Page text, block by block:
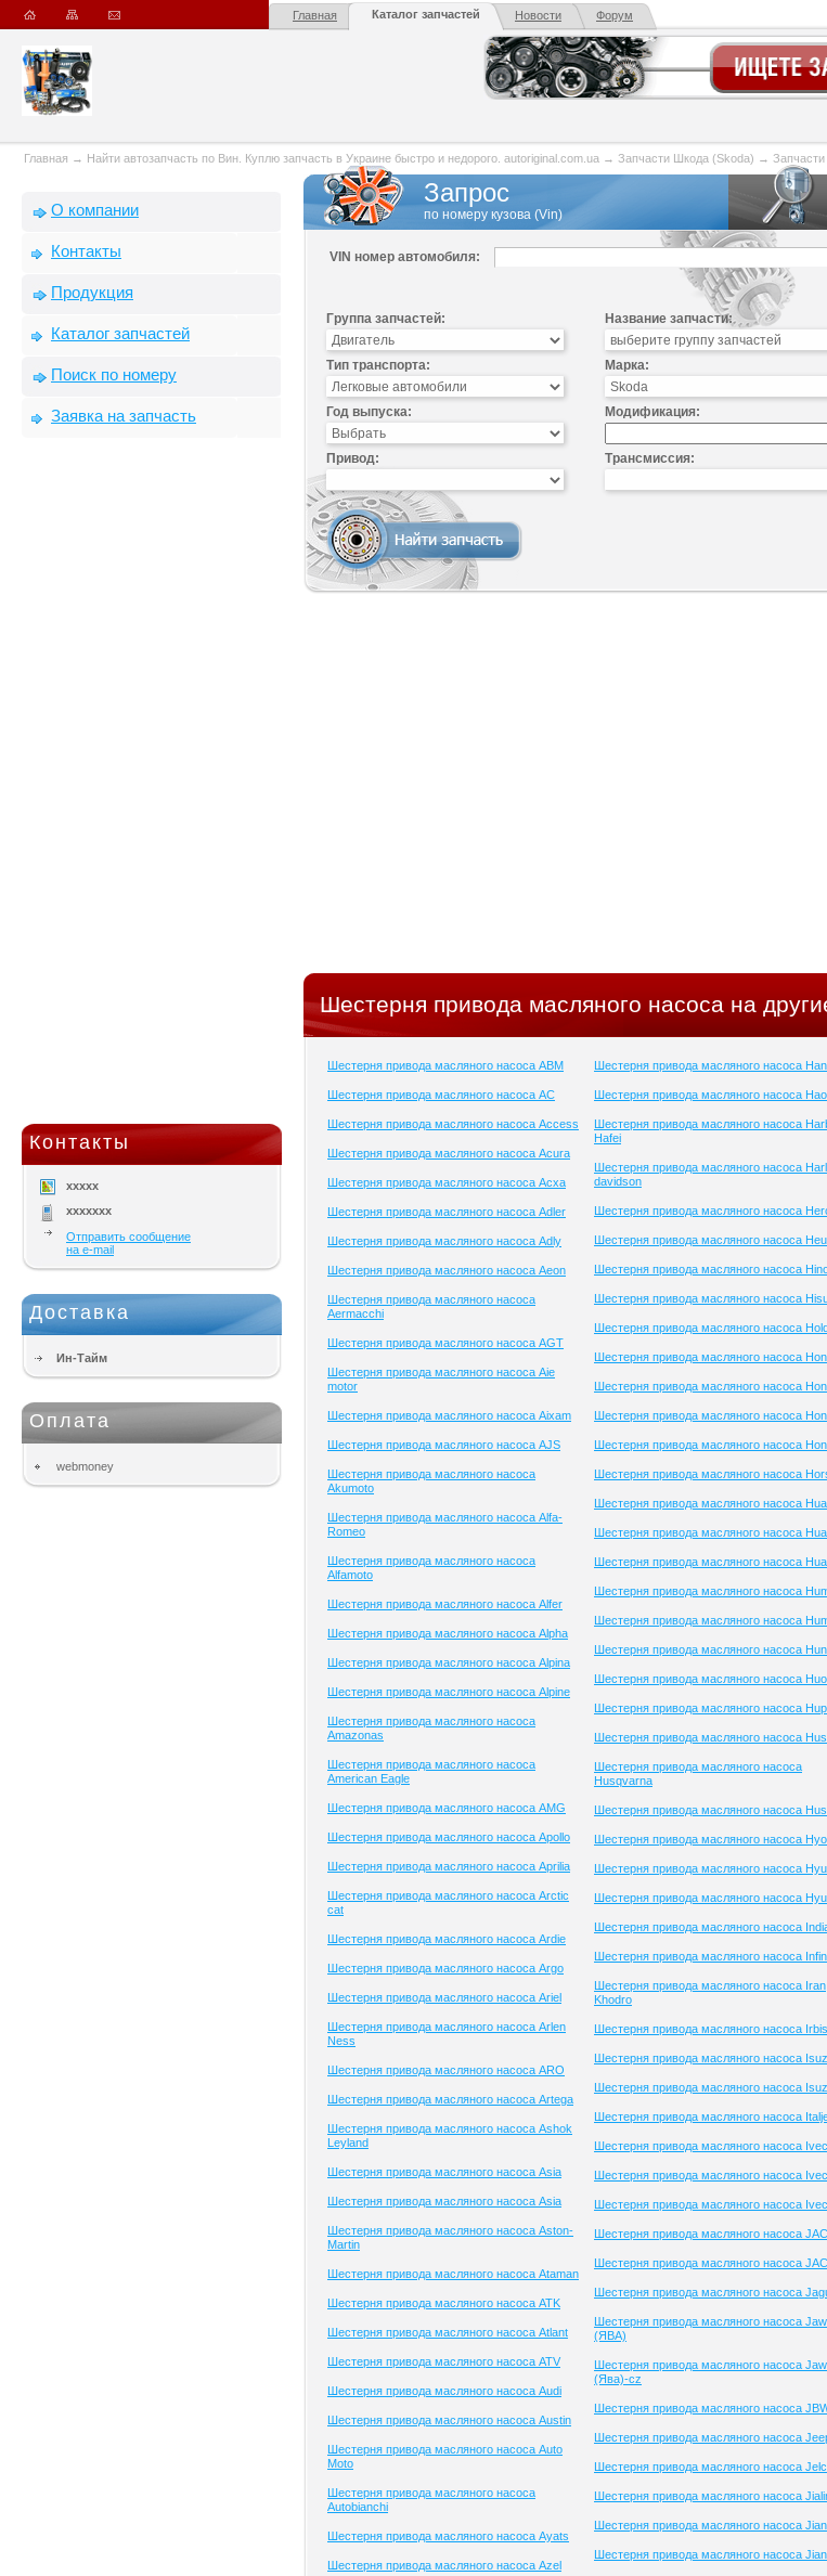
Главная Каталог запчастей Новости Форум
Главная → Найти автозапчасть по Вин. Куплю запчасть в Украине быстро и недорого. autoriginal.com.ua → Запчасти Шкода (Skoda) → Запчасти
О компании
Контакты
Продукция
Каталог запчастей
Поиск по номеру
Заявка на запчасть
Контакты
xxxxx
xxxxxxx
Отправить сообщение
на e-mail
Доставка
Ин-Тайм
Оплата
webmoney
Запрос
по номеру кузова (Vin)
VIN номер автомобиля:
Группа запчастей: Название запчасти:
Тип транспорта: Марка:
Год выпуска: Модификация:
Привод: Трансмиссия:
Шестерня привода масляного насоса на
Шестерня привода масляного насоса ABM
Шестерня привода масляного насоса AC
Шестерня привода масляного насоса Access
Шестерня привода масляного насоса Acura
Шестерня привода масляного насоса Acxa
Шестерня привода масляного насоса Adler
Шестерня привода масляного насоса Adly
Шестерня привода масляного насоса Aeon
Шестерня привода масляного насоса
Aermacchi
Шестерня привода масляного насоса AGT
Шестерня привода масляного насоса Aie
motor
Шестерня привода масляного насоса Aixam
Шестерня привода масляного насоса AJS
Шестерня привода масляного насоса
Akumoto
Шестерня привода масляного насоса Alfa-
Romeo
Шестерня привода масляного насоса
Alfamoto
Шестерня привода масляного насоса Alfer
Шестерня привода масляного насоса Alpha
Шестерня привода масляного насоса Alpina
Шестерня привода масляного насоса Alpine
Шестерня привода масляного насоса
Amazonas
Шестерня привода масляного насоса
American Eagle
Шестерня привода масляного насоса AMG
Шестерня привода масляного насоса Apollo
Шестерня привода масляного насоса Aprilia
Шестерня привода масляного насоса Arctic
cat
Шестерня привода масляного насоса Ardie
Шестерня привода масляного насоса Argo
Шестерня привода масляного насоса Ariel
Шестерня привода масляного насоса Arlen
Ness
Шестерня привода масляного насоса ARO
Шестерня привода масляного насоса Artega
Шестерня привода масляного насоса Ashok
Leyland
Шестерня привода масляного насоса Asia
Шестерня привода масляного насоса Asia
Шестерня привода масляного насоса Aston-
Martin
Шестерня привода масляного насоса Ataman
Шестерня привода масляного насоса ATK
Шестерня привода масляного насоса Atlant
Шестерня привода масляного насоса ATV
Шестерня привода масляного насоса Audi
Шестерня привода масляного насоса Austin
Шестерня привода масляного насоса Auto
Moto
Шестерня привода масляного насоса
Autobianchi
Шестерня привода масляного насоса Ayats
Шестерня привода масляного насоса Azel
Шестерня привода масляного насоса
Шестерня привода масляного насоса
Шестерня привода масляного насоса
Hafei
Шестерня привода масляного насоса
davidson
Шестерня привода масляного насоса
Шестерня привода масляного насоса
Шестерня привода масляного насоса
Шестерня привода масляного насоса
Шестерня привода масляного насоса
Шестерня привода масляного насоса
Шестерня привода масляного насоса
Шестерня привода масляного насоса
Шестерня привода масляного насоса
Шестерня привода масляного насоса
Шестерня привода масляного насоса
Шестерня привода масляного насоса
Шестерня привода масляного насоса
Шестерня привода масляного насоса
Шестерня привода масляного насоса
Шестерня привода масляного насоса
Шестерня привода масляного насоса
Шестерня привода масляного насоса
Шестерня привода масляного насоса
Шестерня привода масляного насоса
Husqvarna
Шестерня привода масляного насоса
Шестерня привода масляного насоса
Шестерня привода масляного насоса
Шестерня привода масляного насоса
Шестерня привода масляного насоса
Шестерня привода масляного насоса
Шестерня привода масляного насоса Iran
Khodro
Шестерня привода масляного насоса Irbis
Шестерня привода масляного насоса
Шестерня привода масляного насоса
Шестерня привода масляного насоса
Шестерня привода масляного насоса
Шестерня привода масляного насоса
Шестерня привода масляного насоса
Шестерня привода масляного насоса JAC
Шестерня привода масляного насоса JAC
Шестерня привода масляного насоса
Шестерня привода масляного насоса
(ЯВА)
Шестерня привода масляного насоса
(Ява)-cz
Шестерня привода масляного насоса
Шестерня привода масляного насоса
Шестерня привода масляного насоса
Шестерня привода масляного насоса
Шестерня привода масляного насоса
Шестерня привода масляного насоса